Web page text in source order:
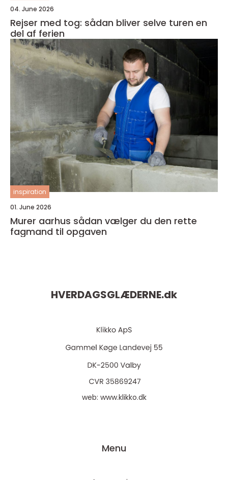
04. June 2026
Rejser med tog: sådan bliver selve turen en
del af ferien
inspiration
01. June 2026
Murer aarhus sådan vælger du den rette
fagmand til opgaven
HVERDAGSGLÆDERNE.dk
web: www.klikko.dk
Menu